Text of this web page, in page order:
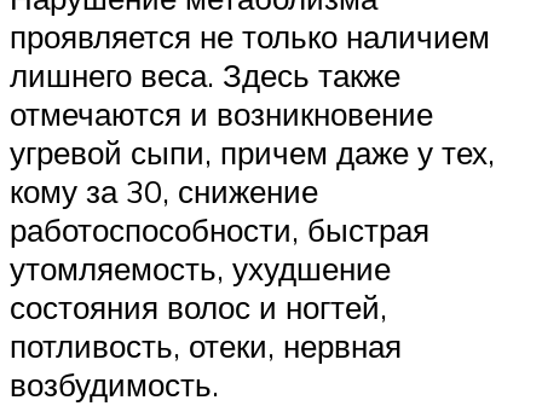
проявляется не только наличием
лишнего веса. Здесь также
отмечаются и возникновение
угревой сыпи, причем даже у тех,
кому за 30, снижение
работоспособности, быстрая
утомляемость, ухудшение
состояния волос и ногтей,
потливость, отеки, нервная
возбудимость.